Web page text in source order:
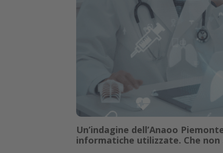
Un’indagine dell’Anaoo
informatiche utilizzate. Che